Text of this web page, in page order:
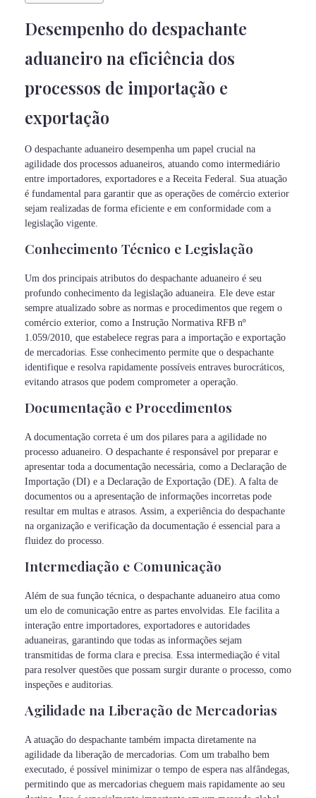
Desempenho do despachante
aduaneiro na eficiência dos
processos de importação e
exportação
O despachante aduaneiro desempenha um papel crucial na
agilidade dos processos aduaneiros, atuando como intermediário
entre importadores, exportadores e a Receita Federal. Sua atuação
é fundamental para garantir que as operações de comércio exterior
sejam realizadas de forma eficiente e em conformidade com a
legislação vigente.
Conhecimento Técnico e Legislação
Um dos principais atributos do despachante aduaneiro é seu
profundo conhecimento da legislação aduaneira. Ele deve estar
sempre atualizado sobre as normas e procedimentos que regem o
comércio exterior, como a Instrução Normativa RFB nº
1.059/2010, que estabelece regras para a importação e exportação
de mercadorias. Esse conhecimento permite que o despachante
identifique e resolva rapidamente possíveis entraves burocráticos,
evitando atrasos que podem comprometer a operação.
Documentação e Procedimentos
A documentação correta é um dos pilares para a agilidade no
processo aduaneiro. O despachante é responsável por preparar e
apresentar toda a documentação necessária, como a Declaração de
Importação (DI) e a Declaração de Exportação (DE). A falta de
documentos ou a apresentação de informações incorretas pode
resultar em multas e atrasos. Assim, a experiência do despachante
na organização e verificação da documentação é essencial para a
fluidez do processo.
Intermediação e Comunicação
Além de sua função técnica, o despachante aduaneiro atua como
um elo de comunicação entre as partes envolvidas. Ele facilita a
interação entre importadores, exportadores e autoridades
aduaneiras, garantindo que todas as informações sejam
transmitidas de forma clara e precisa. Essa intermediação é vital
para resolver questões que possam surgir durante o processo, como
inspeções e auditorias.
Agilidade na Liberação de Mercadorias
A atuação do despachante também impacta diretamente na
agilidade da liberação de mercadorias. Com um trabalho bem
executado, é possível minimizar o tempo de espera nas alfândegas,
permitindo que as mercadorias cheguem mais rapidamente ao seu